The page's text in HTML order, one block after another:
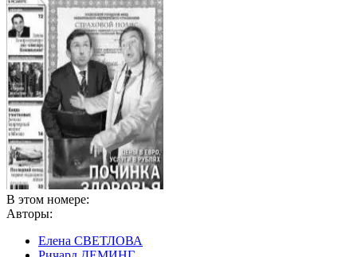
В этом номере:
Авторы:
Елена СВЕТЛОВА